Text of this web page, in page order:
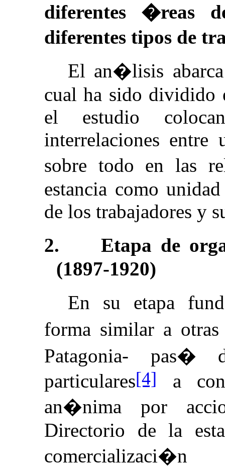
diferentes �reas
diferentes tipos de
El an�lisis
cual ha sido dividido
el estudio
interrelaciones entre
sobre todo en las
estancia como
de los trabajadores y
2.
Etapa de
(1897-1920)
En su etapa
forma similar a
Patagonia- pas�
particulares[4] a
an�nima por
Directorio de la